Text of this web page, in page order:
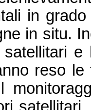
in
in situ.
e
reso